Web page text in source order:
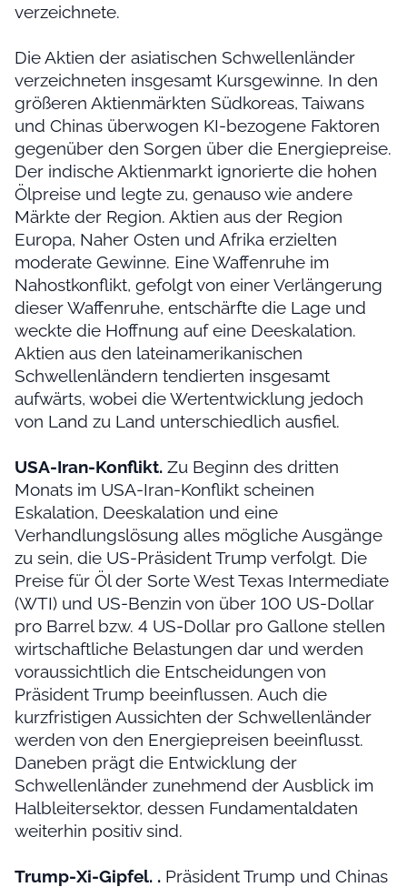
verzeichnete.
Die Aktien der asiatischen Schwellenländer
verzeichneten insgesamt Kursgewinne. In den
größeren Aktienmärkten Südkoreas, Taiwans
und Chinas überwogen KI-bezogene Faktoren
gegenüber den Sorgen über die Energiepreise.
Der indische Aktienmarkt ignorierte die hohen
Ölpreise und legte zu, genauso wie andere
Märkte der Region. Aktien aus der Region
Europa, Naher Osten und Afrika erzielten
moderate Gewinne. Eine Waffenruhe im
Nahostkonflikt, gefolgt von einer Verlängerung
dieser Waffenruhe, entschärfte die Lage und
weckte die Hoffnung auf eine Deeskalation.
Aktien aus den lateinamerikanischen
Schwellenländern tendierten insgesamt
aufwärts, wobei die Wertentwicklung jedoch
von Land zu Land unterschiedlich ausfiel.
USA-Iran-Konflikt. Zu Beginn des dritten
Monats im USA-Iran-Konflikt scheinen
Eskalation, Deeskalation und eine
Verhandlungslösung alles mögliche Ausgänge
zu sein, die US-Präsident Trump verfolgt. Die
Preise für Öl der Sorte West Texas Intermediate
(WTI) und US-Benzin von über 100 US-Dollar
pro Barrel bzw. 4 US-Dollar pro Gallone stellen
wirtschaftliche Belastungen dar und werden
voraussichtlich die Entscheidungen von
Präsident Trump beeinflussen. Auch die
kurzfristigen Aussichten der Schwellenländer
werden von den Energiepreisen beeinflusst.
Daneben prägt die Entwicklung der
Schwellenländer zunehmend der Ausblick im
Halbleitersektor, dessen Fundamentaldaten
weiterhin positiv sind.
Trump-Xi-Gipfel. . Präsident Trump und Chinas